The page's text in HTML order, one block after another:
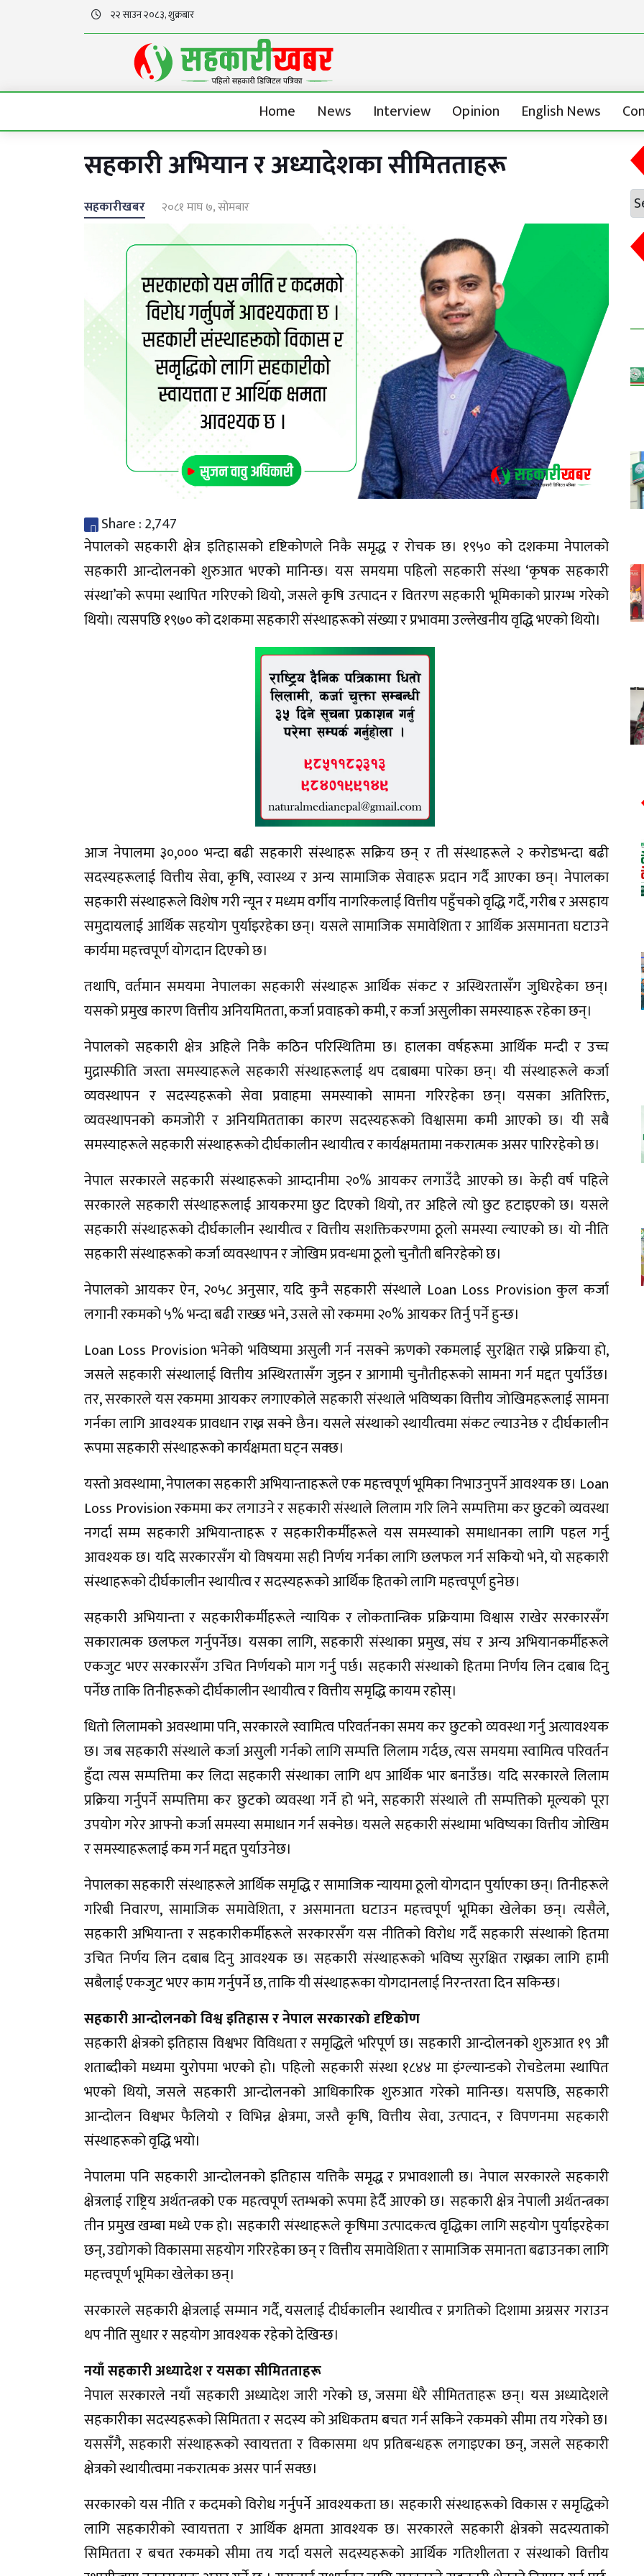
२२ साउन २०८३, शुक्रबार
Home News Interview Opinion English News
सहकारी अभियान र अध्यादेशका सीमितताहरू
सहकारीखबर २०८१ माघ ७, सोमबार
Share :2,747
नेपालको सहकारी क्षेत्र इतिहासको दृष्टिकोणले निकै समृद्ध र रोचक छ। १९५० को दशकमा नेपालको
सहकारी आन्दोलनको शुरुआत भएको मानिन्छ। यस समयमा पहिलो सहकारी संस्था ‘कृषक सहकारी
संस्था’को रूपमा स्थापित गरिएको थियो, जसले कृषि उत्पादन र वितरण सहकारी भूमिकाको प्रारम्भ गरेको
थियो। त्यसपछि १९७० को दशकमा सहकारी संस्थाहरूको संख्या र प्रभावमा उल्लेखनीय वृद्धि भएको थियो।
आज नेपालमा ३०,००० भन्दा बढी सहकारी संस्थाहरू सक्रिय छन् र ती संस्थाहरूले २ करोडभन्दा बढी
सदस्यहरूलाई वित्तीय सेवा, कृषि, स्वास्थ्य र अन्य सामाजिक सेवाहरू प्रदान गर्दै आएका छन्। नेपालका
सहकारी संस्थाहरूले विशेष गरी न्यून र मध्यम वर्गीय नागरिकलाई वित्तीय पहुँचको वृद्धि गर्दै, गरीब र असहाय
समुदायलाई आर्थिक सहयोग पुर्याइरहेका छन्। यसले सामाजिक समावेशिता र आर्थिक असमानता घटाउने
कार्यमा महत्त्वपूर्ण योगदान दिएको छ।
तथापि, वर्तमान समयमा नेपालका सहकारी संस्थाहरू आर्थिक संकट र अस्थिरतासँग जुधिरहेका छन्।
यसको प्रमुख कारण वित्तीय अनियमितता, कर्जा प्रवाहको कमी, र कर्जा असुलीका समस्याहरू रहेका छन्।
नेपालको सहकारी क्षेत्र अहिले निकै कठिन परिस्थितिमा छ। हालका वर्षहरूमा आर्थिक मन्दी र उच्च
मुद्रास्फीति जस्ता समस्याहरूले सहकारी संस्थाहरूलाई थप दबाबमा पारेका छन्। यी संस्थाहरूले कर्जा
व्यवस्थापन र सदस्यहरूको सेवा प्रवाहमा समस्याको सामना गरिरहेका छन्। यसका अतिरिक्त,
व्यवस्थापनको कमजोरी र अनियमितताका कारण सदस्यहरूको विश्वासमा कमी आएको छ। यी सबै
समस्याहरूले सहकारी संस्थाहरूको दीर्घकालीन स्थायीत्व र कार्यक्षमतामा नकरात्मक असर पारिरहेको छ।
नेपाल सरकारले सहकारी संस्थाहरूको आम्दानीमा २०% आयकर लगाउँदै आएको छ। केही वर्ष पहिले
सरकारले सहकारी संस्थाहरूलाई आयकरमा छुट दिएको थियो, तर अहिले त्यो छुट हटाइएको छ। यसले
सहकारी संस्थाहरूको दीर्घकालीन स्थायीत्व र वित्तीय सशक्तिकरणमा ठूलो समस्या ल्याएको छ। यो नीति
सहकारी संस्थाहरूको कर्जा व्यवस्थापन र जोखिम प्रवन्धमा ठूलो चुनौती बनिरहेको छ।
नेपालको आयकर ऐन, २०५८ अनुसार, यदि कुनै सहकारी संस्थाले Loan Loss Provision कुल कर्जा
लगानी रकमको ५% भन्दा बढी राख्छ भने, उसले सो रकममा २०% आयकर तिर्नु पर्ने हुन्छ।
Loan Loss Provision भनेको भविष्यमा असुली गर्न नसक्ने ऋणको रकमलाई सुरक्षित राख्ने प्रक्रिया हो,
जसले सहकारी संस्थालाई वित्तीय अस्थिरतासँग जुझ्न र आगामी चुनौतीहरूको सामना गर्न मद्दत पुर्याउँछ।
तर, सरकारले यस रकममा आयकर लगाएकोले सहकारी संस्थाले भविष्यका वित्तीय जोखिमहरूलाई सामना
गर्नका लागि आवश्यक प्रावधान राख्न सक्ने छैन। यसले संस्थाको स्थायीत्वमा संकट ल्याउनेछ र दीर्घकालीन
रूपमा सहकारी संस्थाहरूको कार्यक्षमता घट्न सक्छ।
यस्तो अवस्थामा, नेपालका सहकारी अभियान्ताहरूले एक महत्त्वपूर्ण भूमिका निभाउनुपर्ने आवश्यक छ। Loan
Loss Provision रकममा कर लगाउने र सहकारी संस्थाले लिलाम गरि लिने सम्पत्तिमा कर छुटको व्यवस्था
नगर्दा सम्म सहकारी अभियान्ताहरू र सहकारीकर्मीहरूले यस समस्याको समाधानका लागि पहल गर्नु
आवश्यक छ। यदि सरकारसँग यो विषयमा सही निर्णय गर्नका लागि छलफल गर्न सकियो भने, यो सहकारी
संस्थाहरूको दीर्घकालीन स्थायीत्व र सदस्यहरूको आर्थिक हितको लागि महत्त्वपूर्ण हुनेछ।
सहकारी अभियान्ता र सहकारीकर्मीहरूले न्यायिक र लोकतान्त्रिक प्रक्रियामा विश्वास राखेर सरकारसँग
सकारात्मक छलफल गर्नुपर्नेछ। यसका लागि, सहकारी संस्थाका प्रमुख, संघ र अन्य अभियानकर्मीहरूले
एकजुट भएर सरकारसँग उचित निर्णयको माग गर्नु पर्छ। सहकारी संस्थाको हितमा निर्णय लिन दबाब दिनु
पर्नेछ ताकि तिनीहरूको दीर्घकालीन स्थायीत्व र वित्तीय समृद्धि कायम रहोस्।
धितो लिलामको अवस्थामा पनि, सरकारले स्वामित्व परिवर्तनका समय कर छुटको व्यवस्था गर्नु अत्यावश्यक
छ। जब सहकारी संस्थाले कर्जा असुली गर्नको लागि सम्पत्ति लिलाम गर्दछ, त्यस समयमा स्वामित्व परिवर्तन
हुँदा त्यस सम्पत्तिमा कर लिदा सहकारी संस्थाका लागि थप आर्थिक भार बनाउँछ। यदि सरकारले लिलाम
प्रक्रिया गर्नुपर्ने सम्पत्तिमा कर छुटको व्यवस्था गर्ने हो भने, सहकारी संस्थाले ती सम्पत्तिको मूल्यको पूरा
उपयोग गरेर आफ्नो कर्जा समस्या समाधान गर्न सक्नेछ। यसले सहकारी संस्थामा भविष्यका वित्तीय जोखिम
र समस्याहरूलाई कम गर्न मद्दत पुर्याउनेछ।
नेपालका सहकारी संस्थाहरूले आर्थिक समृद्धि र सामाजिक न्यायमा ठूलो योगदान पुर्याएका छन्। तिनीहरूले
गरिबी निवारण, सामाजिक समावेशिता, र असमानता घटाउन महत्त्वपूर्ण भूमिका खेलेका छन्। त्यसैले,
सहकारी अभियान्ता र सहकारीकर्मीहरूले सरकारसँग यस नीतिको विरोध गर्दै सहकारी संस्थाको हितमा
उचित निर्णय लिन दबाब दिनु आवश्यक छ। सहकारी संस्थाहरूको भविष्य सुरक्षित राख्नका लागि हामी
सबैलाई एकजुट भएर काम गर्नुपर्ने छ, ताकि यी संस्थाहरूका योगदानलाई निरन्तरता दिन सकिन्छ।
सहकारी आन्दोलनको विश्व इतिहास र नेपाल सरकारको दृष्टिकोण
सहकारी क्षेत्रको इतिहास विश्वभर विविधता र समृद्धिले भरिपूर्ण छ। सहकारी आन्दोलनको शुरुआत १९ औ
शताब्दीको मध्यमा युरोपमा भएको हो। पहिलो सहकारी संस्था १८४४ मा इंग्ल्यान्डको रोचडेलमा स्थापित
भएको थियो, जसले सहकारी आन्दोलनको आधिकारिक शुरुआत गरेको मानिन्छ। यसपछि, सहकारी
आन्दोलन विश्वभर फैलियो र विभिन्न क्षेत्रमा, जस्तै कृषि, वित्तीय सेवा, उत्पादन, र विपणनमा सहकारी
संस्थाहरूको वृद्धि भयो।
नेपालमा पनि सहकारी आन्दोलनको इतिहास यत्तिकै समृद्ध र प्रभावशाली छ। नेपाल सरकारले सहकारी
क्षेत्रलाई राष्ट्रिय अर्थतन्त्रको एक महत्वपूर्ण स्तम्भको रूपमा हेर्दै आएको छ। सहकारी क्षेत्र नेपाली अर्थतन्त्रका
तीन प्रमुख खम्बा मध्ये एक हो। सहकारी संस्थाहरूले कृषिमा उत्पादकत्व वृद्धिका लागि सहयोग पुर्याइरहेका
छन्, उद्योगको विकासमा सहयोग गरिरहेका छन् र वित्तीय समावेशिता र सामाजिक समानता बढाउनका लागि
महत्त्वपूर्ण भूमिका खेलेका छन्।
सरकारले सहकारी क्षेत्रलाई सम्मान गर्दै, यसलाई दीर्घकालीन स्थायीत्व र प्रगतिको दिशामा अग्रसर गराउन
थप नीति सुधार र सहयोग आवश्यक रहेको देखिन्छ।
नयाँ सहकारी अध्यादेश र यसका सीमितताहरू
नेपाल सरकारले नयाँ सहकारी अध्यादेश जारी गरेको छ, जसमा धेरै सीमितताहरू छन्। यस अध्यादेशले
सहकारीका सदस्यहरूको सिमितता र सदस्य को अधिकतम बचत गर्न सकिने रकमको सीमा तय गरेको छ।
यससँगै, सहकारी संस्थाहरूको स्वायत्तता र विकासमा थप प्रतिबन्धहरू लगाइएका छन्, जसले सहकारी
क्षेत्रको स्थायीत्वमा नकरात्मक असर पार्न सक्छ।
सरकारको यस नीति र कदमको विरोध गर्नुपर्ने आवश्यकता छ। सहकारी संस्थाहरूको विकास र समृद्धिको
लागि सहकारीको स्वायत्तता र आर्थिक क्षमता आवश्यक छ। सरकारले सहकारी क्षेत्रको सदस्यताको
सिमितता र बचत रकमको सीमा तय गर्दा यसले सदस्यहरूको आर्थिक गतिशीलता र संस्थाको वित्तीय